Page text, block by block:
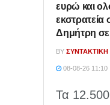
ευρώ και
εκστρατεία
Δημήτρη σε
BY ΣΥΝΤΑΚΤΙΚΉ
08-08-26 11:10
Τα